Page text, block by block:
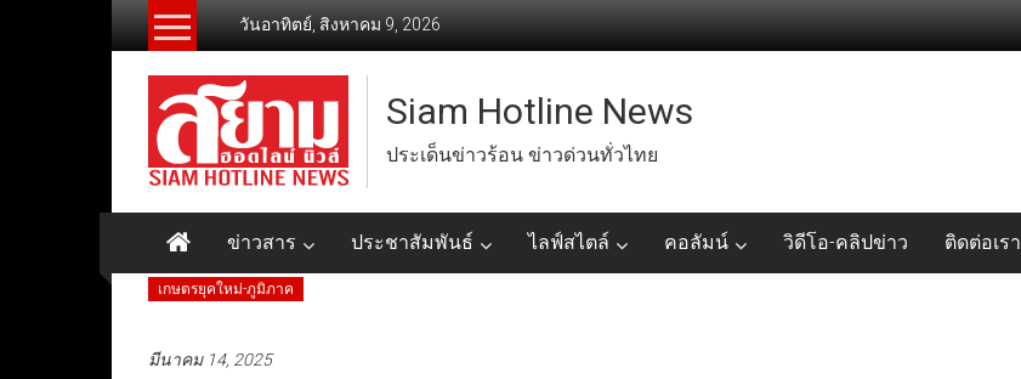
วันอาทิตย์, สิงหาคม 9, 2026
Siam Hotline News
ประเด็นข่าวร้อน ข่าวด่วนทั่วไทย
ข่าวสาร ประชาสัมพันธ์ ไลฟ์สไตล์ คอลัมน์ วิดีโอ-คลิปข่าว ติดต่อเรา
เกษตรยุคใหม่-ภูมิภาค
มีนาคม 14, 2025